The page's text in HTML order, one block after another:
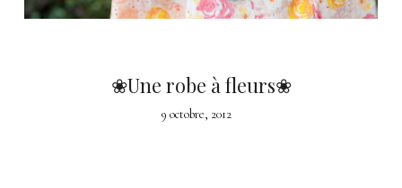
❀Une robe à fleurs❀
9 octobre, 2012